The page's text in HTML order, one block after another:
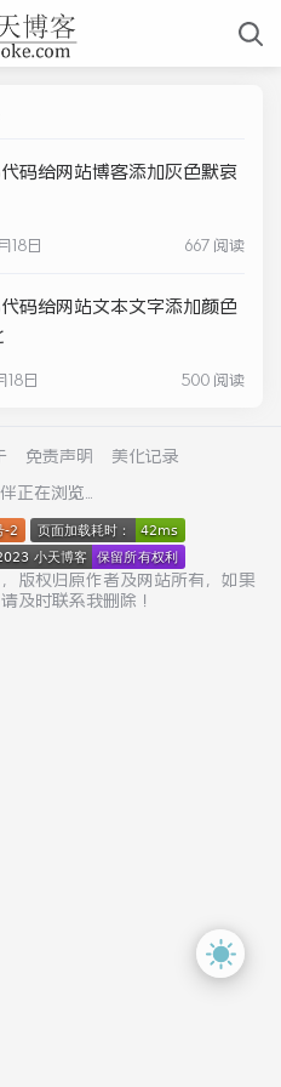
代码给网站博客添加灰色默哀
18日 667 阅读
代码给网站文本文字添加颜色
18日 500 阅读
免责声明
美化记录
正在浏览...
版权归原作者及网站所有，如果
及时联系我删除！